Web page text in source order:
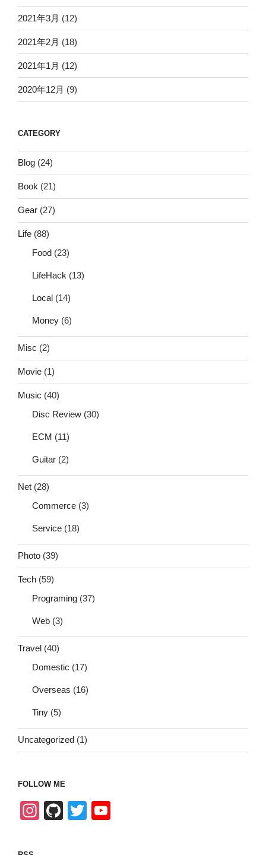
2021年3月 (12)
2021年2月 (18)
2021年1月 (12)
2020年12月 (9)
CATEGORY
Blog (24)
Book (21)
Gear (27)
Life (88)
Food (23)
LifeHack (13)
Local (14)
Money (6)
Misc (2)
Movie (1)
Music (40)
Disc Review (30)
ECM (11)
Guitar (2)
Net (28)
Commerce (3)
Service (18)
Photo (39)
Tech (59)
Programing (37)
Web (3)
Travel (40)
Domestic (17)
Overseas (16)
Tiny (5)
Uncategorized (1)
FOLLOW ME
In
Gi T